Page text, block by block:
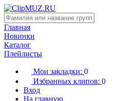
Главная
Новинки
Каталог
Плейлисты
Мои закладки: 0
Избранных клипов: 0
Вход
На главную